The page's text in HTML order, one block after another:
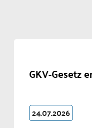
GKV-Gesetz
24.07.2026